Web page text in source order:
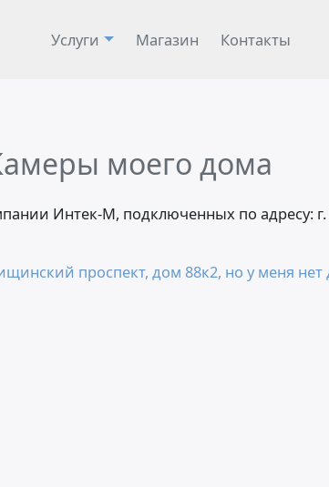
Услуги Магазин Контакты
моего дома
Интек-М, подключенных по
проспект, дом 88к2, но у меня нет